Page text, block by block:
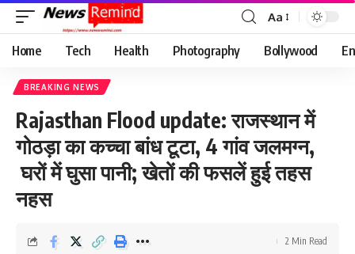
Font
Resizer
Aa
Home Tech Health Photography Bollywood
BREAKING NEWS
Rajasthan Flood update: राजस्थान में
गोठड़ा का कच्चा बांध टूटा, 4 गांव जलमग्न,
घरों में घुसा पानी; खेतों की फसलें हुई तहस
नहस
2 Min Read